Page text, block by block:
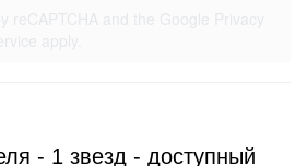
- 1 звезд - доступный